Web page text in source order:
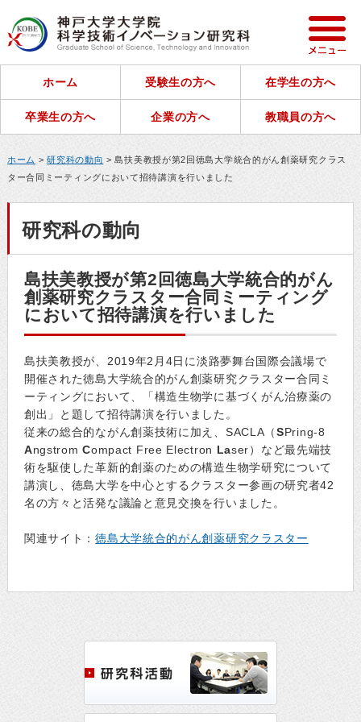
ホーム 受験生の方へ 在学生の方へ
卒業生の方へ 企業の方へ 教職員の方へ
ホーム >研究科の動向 > 島扶美教授が第2回徳島大学統合的がん創薬研究クラス
ター合同ミーティングにおいて招待講演を行いました
研究科の動向
島扶美教授が第2回徳島大学統合的がん
創薬研究クラスター合同ミーティング
において招待講演を行いました
島扶美教授が、2019年2月4日に淡路夢舞台国際会議場で
開催された徳島大学統合的がん創薬研究クラスター合同ミ
ーティングにおいて、「構造生物学に基づくがん治療薬の
創出」と題して招待講演を行いました。
従来の総合的ながん創薬技術に加え、SACLA（SPring-8
AngstromCompact Free Electron Laser）など最先端技
術を駆使した革新的創薬のための構造生物学研究について
講演し、徳島大学を中心とするクラスター参画の研究者42
名の方々と活発な議論と意見交換を行いました。
関連サイト：徳島大学統合的がん創薬研究クラスター